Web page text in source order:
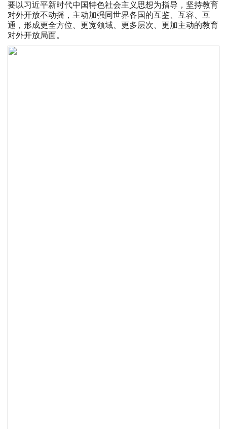
要以习近平新时代中国特色社会主义思想为指导，坚持教育
对外开放不动摇，主动加强同世界各国的互鉴、互容、互
通，形成更全方位、更宽领域、更多层次、更加主动的教育
对外开放局面。